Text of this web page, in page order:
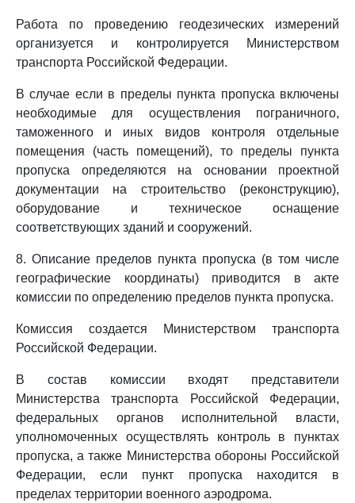
Работа по проведению геодезических измерений
организуется и контролируется Министерством
транспорта Российской Федерации.
В случае если в пределы пункта пропуска включены
необходимые для осуществления пограничного,
таможенного и иных видов контроля отдельные
помещения (часть помещений), то пределы пункта
пропуска определяются на основании проектной
документации на строительство (реконструкцию),
оборудование и техническое оснащение
соответствующих зданий и сооружений.
8. Описание пределов пункта пропуска (в том числе
географические координаты) приводится в акте
комиссии по определению пределов пункта пропуска.
Комиссия создается Министерством транспорта
Российской Федерации.
В состав комиссии входят представители
Министерства транспорта Российской Федерации,
федеральных органов исполнительной власти,
уполномоченных осуществлять контроль в пунктах
пропуска, а также Министерства обороны Российской
Федерации, если пункт пропуска находится в
пределах территории военного аэродрома.